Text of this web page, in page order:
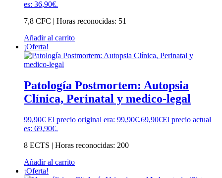
es: 36,90€.
7,8 CFC | Horas reconocidas: 51
Añadir al carrito
¡Oferta!
Patología Postmortem: Autopsia
Clínica, Perinatal y medico-legal
99,90€ El precio original era: 99,90€.69,90€El precio actual
es: 69,90€.
8 ECTS | Horas reconocidas: 200
Añadir al carrito
¡Oferta!